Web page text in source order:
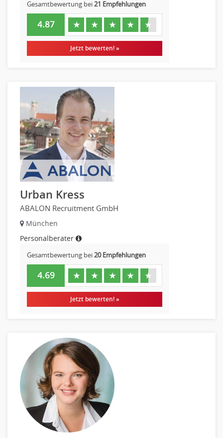
Telesales
Verkauf (Handel)
Gesamtbewertung bei21 Empfehlungen
4.87 ★ ★ ★ ★ ★
Jetzt bewerten! »
Urban Kress
ABALON Recruitment GmbH
München
Personalberater
Gesamtbewertung bei20 Empfehlungen
4.69 ★ ★ ★ ★ ★
Jetzt bewerten! »